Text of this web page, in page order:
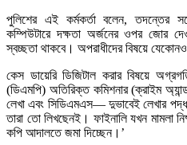
পুলিশের এই কর্মকর্তা বলেন, তদন্তের
কম্পিউটারে দক্ষতা অর্জনের ওপর জোর
স্বচ্ছতা থাকবে। অপরাধীদের বিষয়ে
কেস ডায়েরি ডিজিটাল করার বিষয়ে
(ডিএমপি) অতিরিক্ত কমিশনার (ক্রাইম
লেখা এবং সিডিএমএস— দুভাবেই লেখার
তারা তো লিখছেনই। ফাইনালি যখন মামলা
কপি আদালতে জমা দিচ্ছেন।’